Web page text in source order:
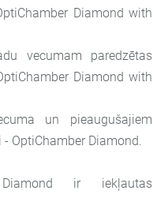
Diamond with
vecumam paredzētas
Diamond with
un pieaugušajiem
OptiChamber Diamond.
Diamond ir iekļautas